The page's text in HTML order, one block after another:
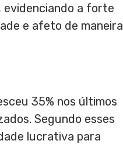
evidenciando a forte
e afeto de maneira
35% nos últimos
Segundo esses
lucrativa para